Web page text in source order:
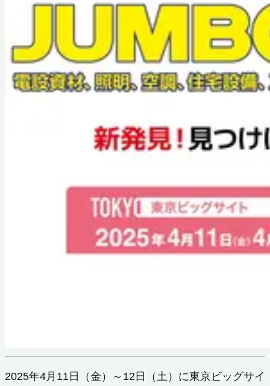
2025年4月11日（金）～12日（土）に東京ビッグサイ